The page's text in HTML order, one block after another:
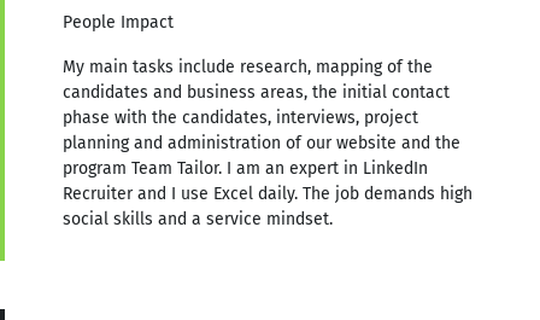
People Impact
My main tasks include research, mapping of the
candidates and business areas, the initial contact
phase with the candidates, interviews, project
planning and administration of our website and the
program Team Tailor. I am an expert in LinkedIn
Recruiter and I use Excel daily. The job demands high
social skills and a service mindset.